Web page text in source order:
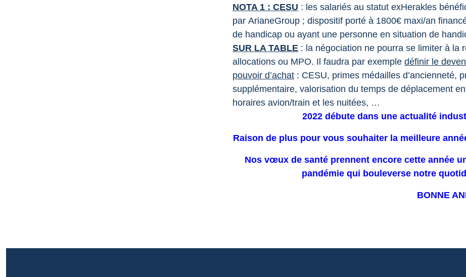
NOTA 1 : CESU : les salariés au statut exHerakles
par ArianeGroup ; dispositif porté à 1800€ maxi/an
de handicap ou ayant une personne en situation de
SUR LA TABLE : la négociation ne pourra se limiter à la
allocations ou MPO. Il faudra par exemple définir le
pouvoir d’achat : CESU, primes médailles d’ancienneté,
supplémentaire, valorisation du temps de déplacement
horaires avion/train et les nuitées, …
2022 débute dans une actualité
Raison de plus pour vous souhaiter la meilleure
Nos vœux de santé prennent encore cette année
pandémie qui bouleverse notre
BONNE